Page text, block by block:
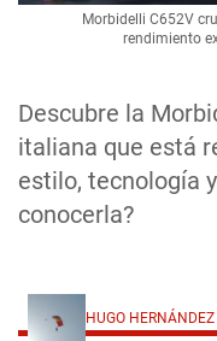
Descubre la
italiana que está
estilo, tecnología
conocerla?
Morbidelli C652V
rendimiento
HUGO HERNÁNDEZ